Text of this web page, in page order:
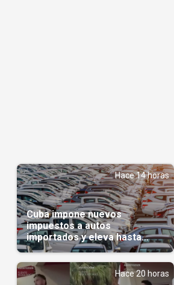
Hace 14 horas
Cuba impone nuevos
impuestos a autos
importados y eleva hasta
5.000 dólares el gravamen
para vehículos de alta gama
Hace 20 horas